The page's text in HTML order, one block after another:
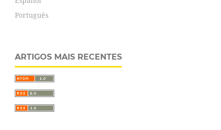
Português
ARTIGOS MAIS RECENTES